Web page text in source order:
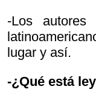
-Los
lugar y así.
-¿Qué está